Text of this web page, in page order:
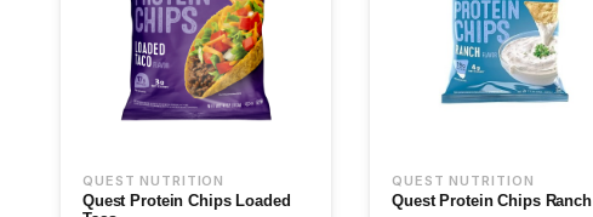
QUEST NUTRITION
Quest Protein Chips Loaded
QUEST NUTRITION
Quest Protein Chips Ranch